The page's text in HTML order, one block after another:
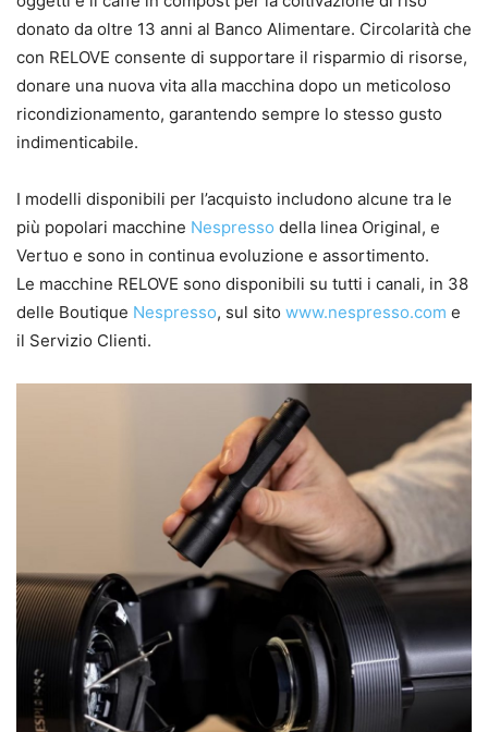
donato da oltre 13 anni al Banco Alimentare. Circolarità che
con RELOVE consente di supportare il risparmio di risorse,
donare una nuova vita alla macchina dopo un meticoloso
ricondizionamento, garantendo sempre lo stesso gusto
indimenticabile.
I modelli disponibili per l’acquisto includono alcune tra le
più popolari macchine Nespresso della linea Original, e
Vertuo e sono in continua evoluzione e assortimento.
Le macchine RELOVE sono disponibili su tutti i canali, in 38
delle Boutique Nespresso, sul sito www.nespresso.com e
il Servizio Clienti.